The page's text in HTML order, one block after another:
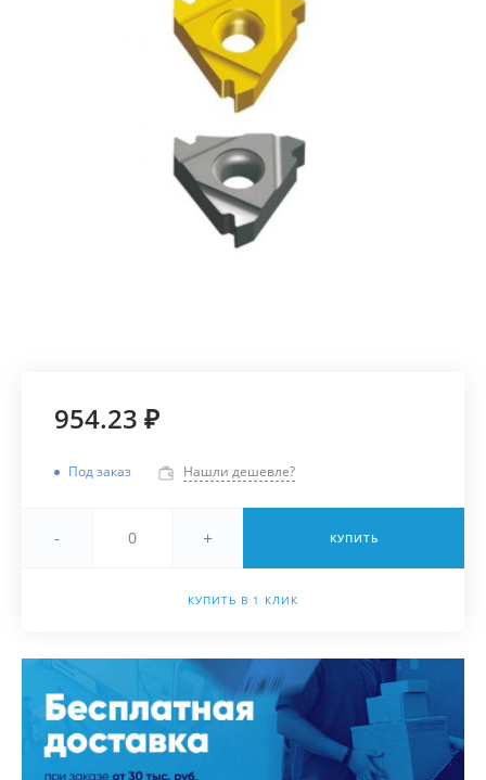
954.23 ₽
Под заказ Нашли дешевле?
- + КУПИТЬ
КУПИТЬ В 1 КЛИК